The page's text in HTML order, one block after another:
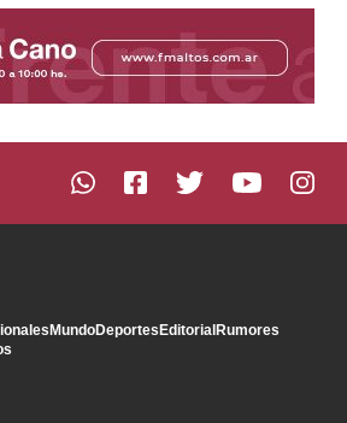
MundoDeportesEditorialRumores